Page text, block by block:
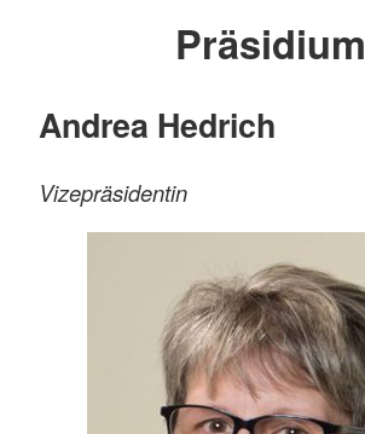
Präsidium
Andrea Hedrich
Vizepräsidentin